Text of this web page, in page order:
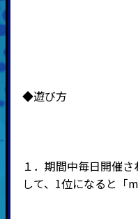
◆遊び方
１．期間中毎日開催
して、1位になると「